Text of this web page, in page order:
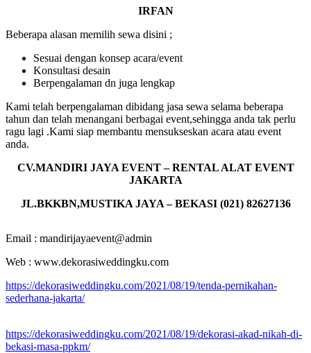
IRFAN
Beberapa alasan memilih sewa disini ;
Sesuai dengan konsep acara/event
Konsultasi desain
Berpengalaman dn juga lengkap
Kami telah berpengalaman dibidang jasa sewa selama beberapa
tahun dan telah menangani berbagai event,sehingga anda tak perlu
ragu lagi .Kami siap membantu mensukseskan acara atau event
anda.
CV.MANDIRI JAYA EVENT – RENTAL ALAT EVENT
JAKARTA
JL.BKKBN,MUSTIKA JAYA – BEKASI (021) 82627136
Email : mandirijayaevent@admin
Web : www.dekorasiweddingku.com
https://dekorasiweddingku.com/2021/08/19/tenda-pernikahan-
sederhana-jakarta/
https://dekorasiweddingku.com/2021/08/19/dekorasi-akad-nikah-di-
bekasi-masa-ppkm/